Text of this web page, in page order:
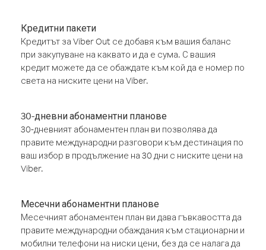
Кредитни пакети
Кредитът за Viber Out се добавя към вашия баланс
при закупуване на каквато и да е сума. С вашия
кредит можете да се обаждате към кой да е номер по
света на ниските цени на Viber.
30-дневни абонаментни планове
30-дневният абонаментен план ви позволява да
правите международни разговори към дестинация по
ваш избор в продължение на 30 дни с ниските цени на
Viber.
Месечни абонаментни планове
Месечният абонаментен план ви дава гъвкавостта да
правите международни обаждания към стационарни и
мобилни телефони на ниски цени, без да се налага да